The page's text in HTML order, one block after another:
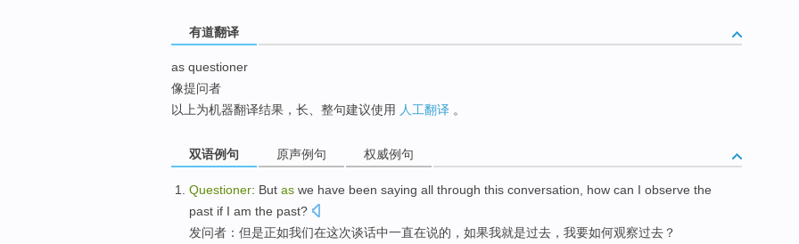
有道翻译
as questioner
像提问者
以上为机器翻译结果，长、整句建议使用 人工翻译 。
双语例句 原声例句 权威例句
Questioner: But as we have been saying all through this conversation how can I observe the
past if I am the past?
发问者 ： 但是正如我们在这次谈话中一直在说的， 如果我就是过去 ，我要如何观察过去？